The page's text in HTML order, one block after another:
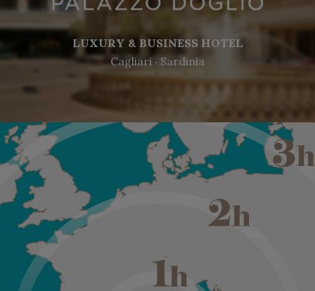
LUXURY & BUSINESS HOTEL
Cagliari ‧ Sardinia